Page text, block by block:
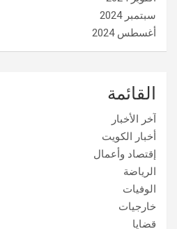
سبتمبر 2024
أغسطس 2024
القائمة
آخر الأخبار
أخبار الكويت
إقتصاد وأعمال
الرياضة
الوفيات
خارجيات
قضايا